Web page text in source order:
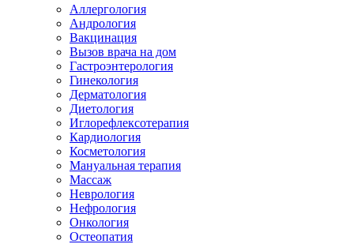
Аллергология
Андрология
Вакцинация
Вызов врача на дом
Гастроэнтерология
Гинекология
Дерматология
Диетология
Иглорефлексотерапия
Кардиология
Косметология
Мануальная терапия
Массаж
Неврология
Нефрология
Онкология
Остеопатия